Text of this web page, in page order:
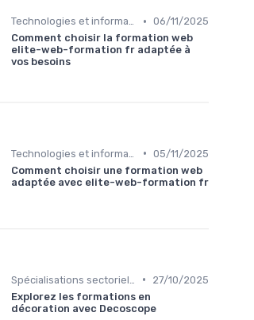
Technologies et informatique • 06/11/2025
Comment choisir la formation web
elite-web-formation fr adaptée à
vos besoins
• 05/11/2025
Comment choisir une formation web
adaptée avec elite-web-formation fr
•
27/10/2025
Explorez les formations en
décoration avec Decoscope